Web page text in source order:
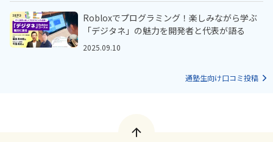
Robloxでプログラミング！楽しみながら学ぶ
「デジタネ」の魅力を開発者と代表が語る
2025.09.10
通塾生向け口コミ投稿